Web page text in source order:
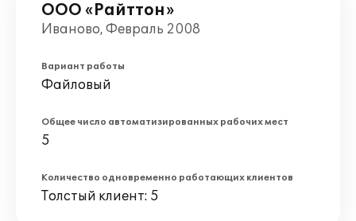
ООО «Райттон»
Иваново, Февраль 2008
Вариант работы
Файловый
Общее число автоматизированных рабочих мест
5
Количество одновременно работающих клиентов
Толстый клиент: 5